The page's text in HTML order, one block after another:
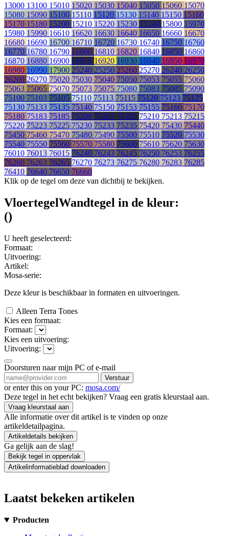
13000 13100 15010 15020 15030 15040 15050 15060 15070
15080 15090 15100 15110 15120 15130 15140 15150 15160
15170 15180 15200 15210 15220 15230 15240 15800 15970
15980 15990 16610 16620 16630 16640 16650 16660 16670
16680 16690 16700 16710 16720 16730 16740 16750 16760
16770 16780 16790 16800 16810 16820 16840 16850 16860
16870 16880 16900 16910 16920 16930 16940 16950 16970
16980 16990 17900 25240 25250 25260 25270 26240 26250
26260 26270 75020 75030 75040 75050 75053 75055 75060
75063 75065 75070 75073 75075 75080 75083 75085 75090
75100 75103 75105 75110 75113 75115 75120 75123 75125
75130 75133 75135 75140 75150 75153 75155 75160 75170
75180 75183 75185 75200 75203 75205 75210 75213 75215
75220 75223 75225 75230 75233 75235 75420 75430 75440
75450 75460 75470 75480 75490 75500 75510 75520 75530
75540 75550 75560 75570 75580 75600 75610 75620 75630
76010 76013 76015 76240 76243 76245 76250 76253 76255
76260 76263 76265 76270 76273 76275 76280 76283 76285
76410 76640 76650 76660
Klik op de tegel om deze van dichtbij te bekijken.
VloertegelWandtegel in de kleur:
()
U heeft geselecteerd:
Formaat:
Uitvoering:
Artikel:
Mosa-serie:
Deze kleur is beschikbaar in formaten en uitvoeringen.
Alleen Terra Tones
Kies een formaat:
Formaat:
Kies een uitvoering:
Uitvoering:
Doorsturen naar mijn PC of e-mail
Verstuur
or enter this on your PC: mosa.com/
Deze tegel in het echt bekijken? Vraag een gratis kleurstaal aan.
Vraag kleurstaal aan
Alle informatie over dit artikel is te vinden op onze
artikeldetailpagina.
Artikeldetails bekijken
Ga gelijk aan de slag!
Bekijk tegel in oppervlak
Artikelinformatieblad downloaden
Laatst bekeken artikelen
Producten